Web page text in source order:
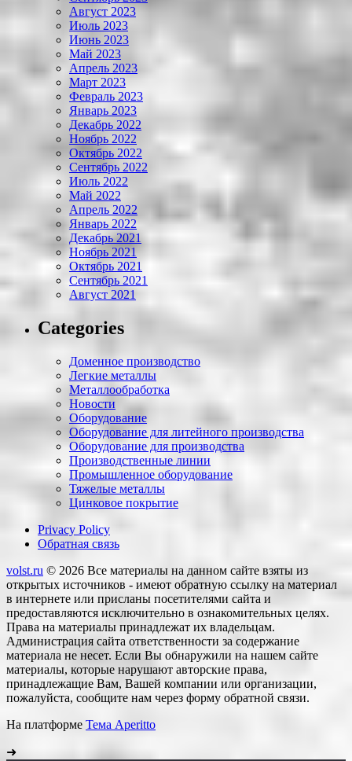
Август 2023
Июль 2023
Июнь 2023
Май 2023
Апрель 2023
Март 2023
Февраль 2023
Январь 2023
Декабрь 2022
Ноябрь 2022
Октябрь 2022
Сентябрь 2022
Июль 2022
Май 2022
Апрель 2022
Январь 2022
Декабрь 2021
Ноябрь 2021
Октябрь 2021
Сентябрь 2021
Август 2021
Categories
Доменное производство
Легкие металлы
Металлообработка
Новости
Оборудование
Оборудование для литейного производства
Оборудование для производства
Производственные линии
Промышленное оборудование
Тяжелые металлы
Цинковое покрытие
Privacy Policy
Обратная связь
volst.ru © 2026 Все материалы на данном сайте взяты из
открытых источников - имеют обратную ссылку на материал
в интернете или присланы посетителями сайта и
предоставляются исключительно в ознакомительных целях.
Права на материалы принадлежат их владельцам.
Администрация сайта ответственности за содержание
материала не несет. Если Вы обнаружили на нашем сайте
материалы, которые нарушают авторские права,
принадлежащие Вам, Вашей компании или организации,
пожалуйста, сообщите нам через форму обратной связи.
На платформе Тема Aperitto
➜